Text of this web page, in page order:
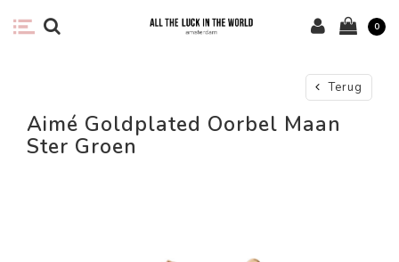
0
Terug
Aimé Goldplated Oorbel Maan
Ster Groen